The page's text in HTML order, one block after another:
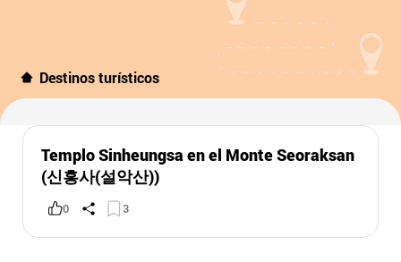
Destinos turísticos
Templo Sinheungsa en el Monte Seoraksan
(신흥사(설악산))
0 3